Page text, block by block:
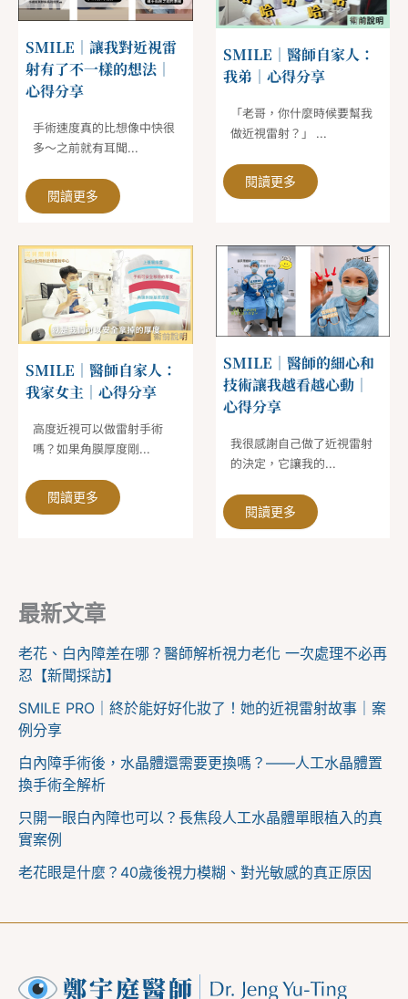
SMILE｜讓我對近視雷
射有了不一樣的想法｜
心得分享
手術速度真的比想像中快很
多～之前就有耳聞...
閱讀更多
SMILE｜醫師自家人：
我弟｜心得分享
「老哥，你什麼時候要幫我
做近視雷射？」 ...
閱讀更多
SMILE｜醫師自家人：
我家女主｜心得分享
高度近視可以做雷射手術
嗎？如果角膜厚度剛...
閱讀更多
SMILE｜醫師的細心和
技術讓我越看越心動｜
心得分享
我很感謝自己做了近視雷射
的決定，它讓我的...
閱讀更多
最新文章
老花、白內障差在哪？醫師解析視力老化 一次處理不必再
忍【新聞採訪】
SMILE PRO｜終於能好好化妝了！她的近視雷射故事｜案
例分享
白內障手術後，水晶體還需要更換嗎？——人工水晶體置
換手術全解析
只開一眼白內障也可以？長焦段人工水晶體單眼植入的真
實案例
老花眼是什麼？40歲後視力模糊、對光敏感的真正原因